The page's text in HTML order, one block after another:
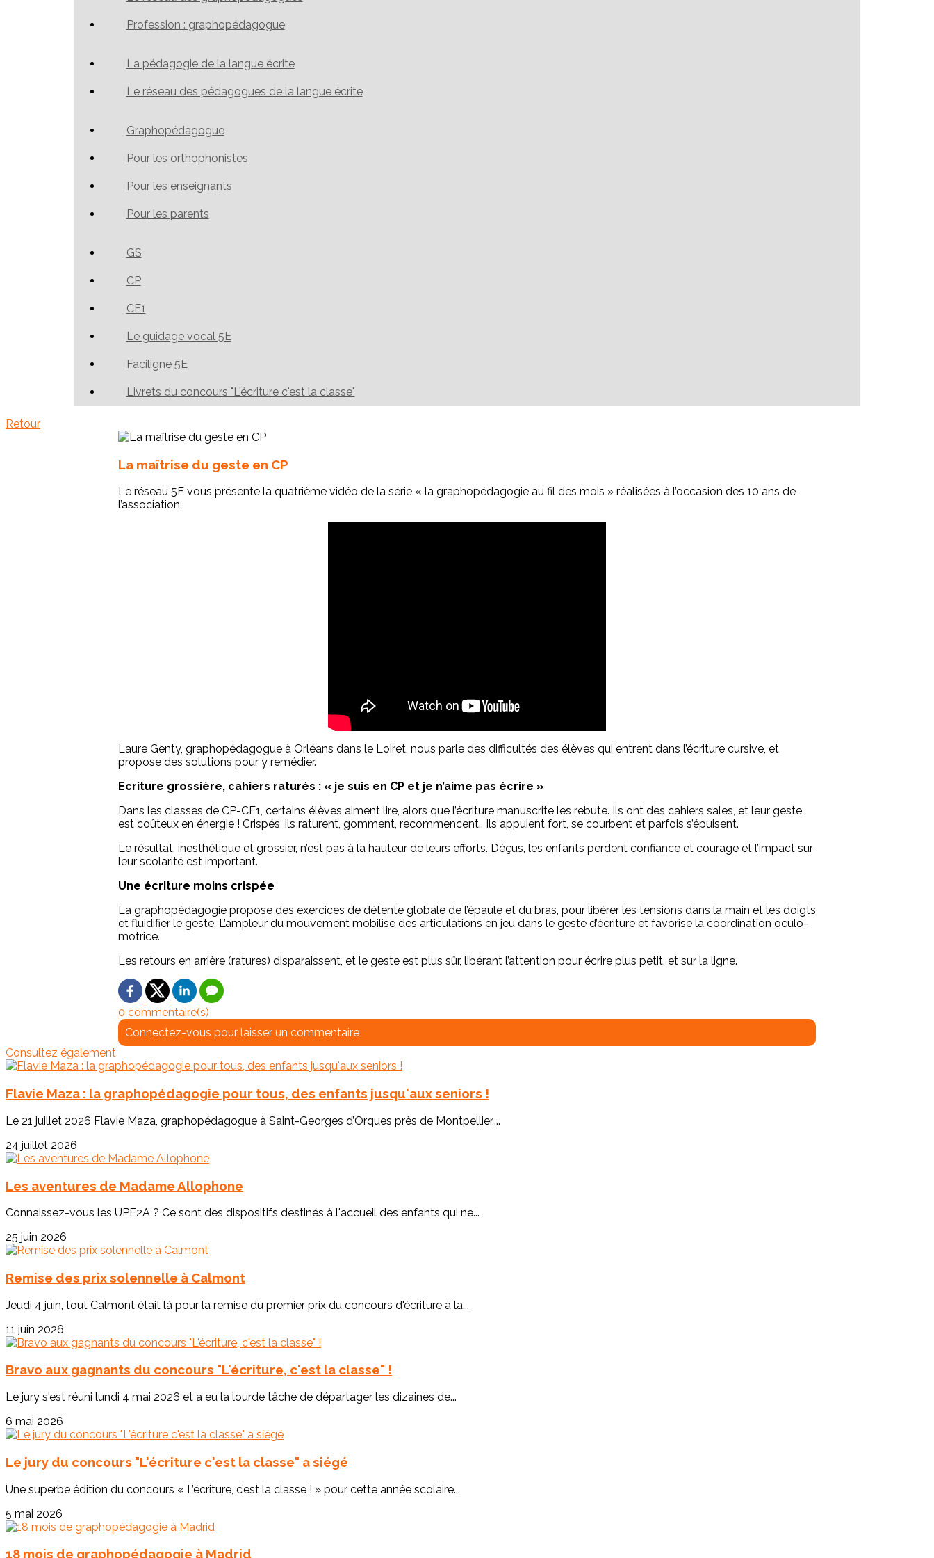
Profession : graphopédagogue
La pédagogie de la langue écrite
Le réseau des pédagogues de la langue écrite
Graphopédagogue
Pour les orthophonistes
Pour les enseignants
Pour les parents
GS
CP
CE1
Le guidage vocal 5E
Faciligne 5E
Livrets du concours "L'écriture c'est la classe"
Retour
La maîtrise du geste en CP
Le réseau 5E vous présente la quatrième vidéo de la série « la graphopédagogie au fil des mois » réalisées à l’occasion des 10 ans de
l’association.
Laure Genty, graphopédagogue à Orléans dans le Loiret, nous parle des difficultés des élèves qui entrent dans l’écriture cursive, et
propose des solutions pour y remédier.
Ecriture grossière, cahiers raturés : « je suis en CP et je n’aime pas écrire »
Dans les classes de CP-CE1, certains élèves aiment lire, alors que l’écriture manuscrite les rebute. Ils ont des cahiers sales, et leur geste
est coûteux en énergie ! Crispés, ils raturent, gomment, recommencent.. Ils appuient fort, se courbent et parfois s’épuisent.
Le résultat, inesthétique et grossier, n’est pas à la hauteur de leurs efforts. Déçus, les enfants perdent confiance et courage et l’impact sur
leur scolarité est important.
Une écriture moins crispée
La graphopédagogie propose des exercices de détente globale de l’épaule et du bras, pour libérer les tensions dans la main et les doigts
et fluidifier le geste. L’ampleur du mouvement mobilise des articulations en jeu dans le geste d’écriture et favorise la coordination oculo-
motrice.
Les retours en arrière (ratures) disparaissent, et le geste est plus sûr, libérant l’attention pour écrire plus petit, et sur la ligne.
0 commentaire(s)
Connectez-vous pour laisser un commentaire
Consultez également
Flavie Maza : la graphopédagogie pour tous, des enfants jusqu'aux seniors !
Le 21 juillet 2026 Flavie Maza, graphopédagogue à Saint-Georges d’Orques près de Montpellier,...
24 juillet 2026
Les aventures de Madame Allophone
Connaissez-vous les UPE2A ? Ce sont des dispositifs destinés à l'accueil des enfants qui ne...
25 juin 2026
Remise des prix solennelle à Calmont
Jeudi 4 juin, tout Calmont était là pour la remise du premier prix du concours d'écriture à la...
11 juin 2026
Bravo aux gagnants du concours "L'écriture, c'est la classe" !
Le jury s'est réuni lundi 4 mai 2026 et a eu la lourde tâche de départager les dizaines de...
6 mai 2026
Le jury du concours "L'écriture c'est la classe" a siégé
Une superbe édition du concours « L’écriture, c’est la classe ! » pour cette année scolaire...
5 mai 2026
18 mois de graphopédagogie à Madrid